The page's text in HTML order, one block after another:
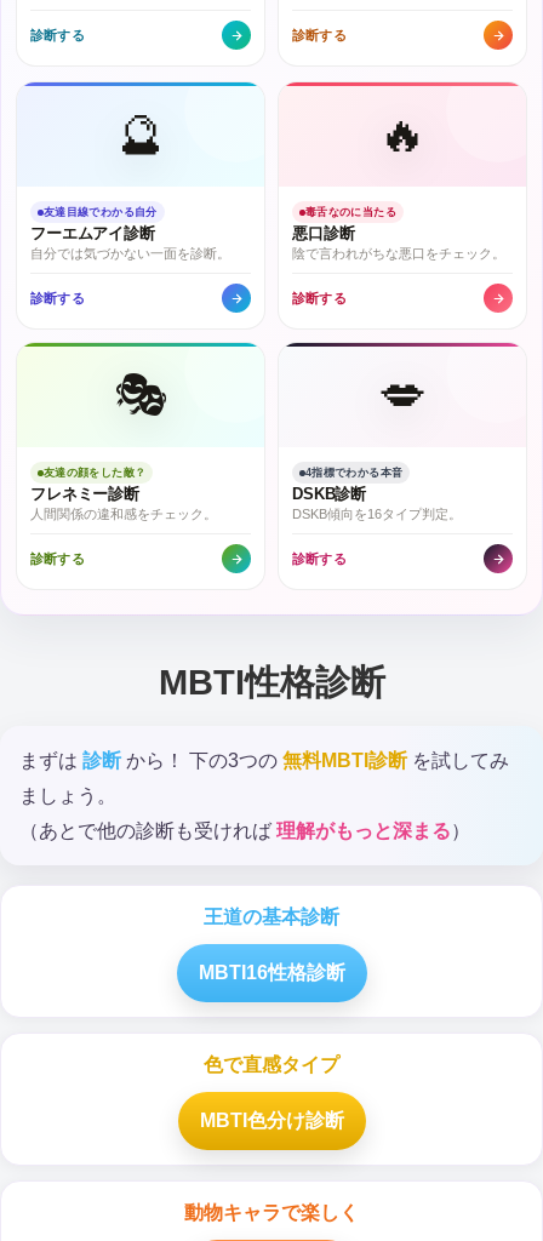
診断する 診断する
🔮
友達目線でわかる自分
フーエムアイ診断
自分では気づかない一面を診断。
診断する
🔥
毒舌なのに当たる
悪口診断
陰で言われがちな悪口をチェック。
診断する
🎭
友達の顔をした敵？
フレネミー診断
人間関係の違和感をチェック。
診断する
💋
4指標でわかる本音
DSKB診断
DSKB傾向を16タイプ判定。
診断する
MBTI性格診断
まずは 診断 から！ 下の3つの 無料MBTI診断を試してみ
ましょう。
（あとで他の診断も受ければ 理解がもっと深まる）
王道の基本診断
MBTI16性格診断
色で直感タイプ
MBTI色分け診断
動物キャラで楽しく